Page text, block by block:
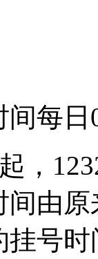
每日
，
由
挂号时